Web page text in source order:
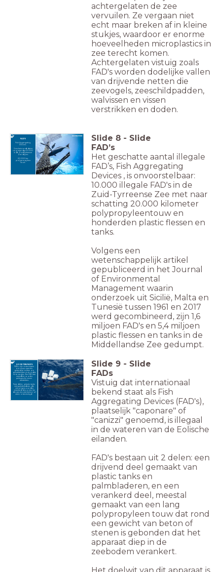
achtergelaten de zee
vervuilen. Ze vergaan niet
echt maar breken af in kleine
stukjes, waardoor er enorme
hoeveelheden microplastics in
zee terecht komen.
Achtergelaten vistuig zoals
FAD's worden dodelijke vallen
van drijvende netten die
zeevogels, zeeschildpadden,
walvissen en vissen
verstrikken en doden.
FAD'S
Fish Aggregating
Devices.
Geschat wordt dat er
nog meer dan 10.000
in de Zuid-Tyrheense
Zee drijven.
20.000 km
polypropyleen
touw.
Slide 8 - Slide
FAD’s
Het geschatte aantal illegale
FAD’s, Fish Aggregating
Devices , is onvoorstelbaar:
10.000 illegale FAD's in de
Zuid-Tyrreense Zee met naar
schatting 20.000 kilometer
polypropyleentouw en
honderden plastic flessen en
tanks.
Volgens een
wetenschappelijk artikel
gepubliceerd in het Journal
of Environmental
Management waarin
onderzoek uit Sicilië, Malta en
Tunesië tussen 1961 en 2017
werd gecombineerd, zijn 1,6
miljoen FAD's en 5,4 miljoen
plastic flessen en tanks in de
Middellandse Zee gedumpt.
SOORTEN FAD'S
FADs zijn ontworpen
om vissen naar een
gebied te lokken om
gemakkelijker vis te vinden
en te vangen. Een FAD kan
meerdere soorten
pelagische vissen
aantrekken.
Twee delen - plastic tanks
met palmbladeren, die
vervolgens worden
verankerd door een lijn
die aan een stuk beton of
steen. is bevestigd.
Slide 9 - Slide
FADs
Vistuig dat internationaal
bekend staat als Fish
Aggregating Devices (FAD's),
plaatselijk "caponare" of
"canizzi" genoemd, is illegaal
in de wateren van de Eolische
eilanden.
FAD's bestaan uit 2 delen: een
drijvend deel gemaakt van
plastic tanks en
palmbladeren, en een
verankerd deel, meestal
gemaakt van een lang
polypropyleen touw dat rond
een gewicht van beton of
stenen is gebonden dat het
apparaat diep in de
zeebodem verankert.